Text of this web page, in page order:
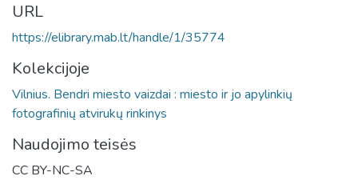
URL
https://elibrary.mab.lt/handle/1/35774
Kolekcijoje
Vilnius. Bendri miesto vaizdai : miesto ir jo apylinkių
fotografinių atvirukų rinkinys
Naudojimo teisės
CC BY-NC-SA